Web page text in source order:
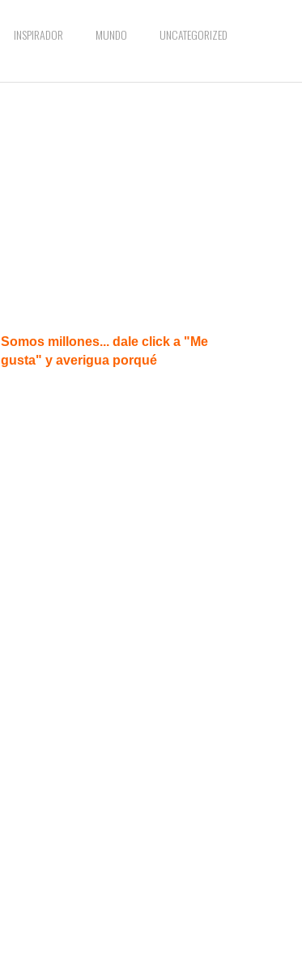
INSPIRADOR MUNDO UNCATEGORIZED
Somos millones... dale click a "Me
gusta" y averigua porqué